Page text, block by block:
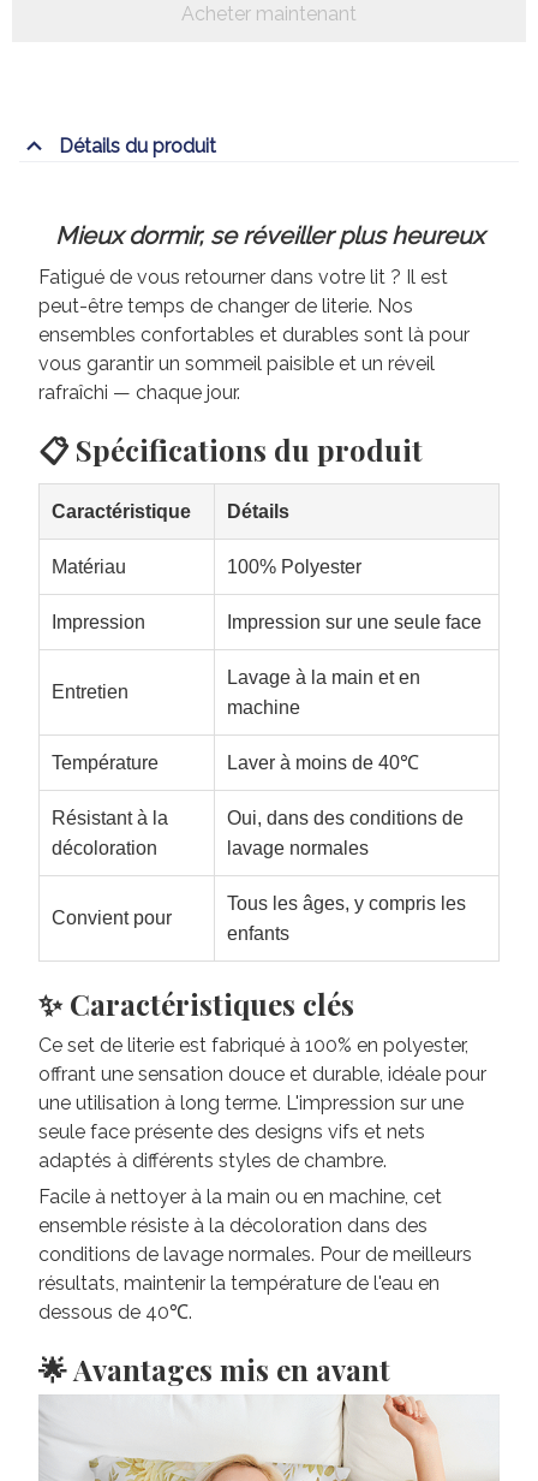
Acheter maintenant
Détails du produit
Mieux dormir, se réveiller plus heureux
Fatigué de vous retourner dans votre lit ? Il est
peut-être temps de changer de literie. Nos
ensembles confortables et durables sont là pour
vous garantir un sommeil paisible et un réveil
rafraîchi — chaque jour.
📋 Spécifications du produit
Caractéristique Détails
Matériau 100% Polyester
Impression Impression sur une seule face
Entretien
Lavage à la main et en
machine
Température Laver à moins de 40℃
Résistant à la
décoloration
Oui, dans des conditions de
lavage normales
Convient pour
Tous les âges, y compris les
enfants
✨ Caractéristiques clés
Ce set de literie est fabriqué à 100% en polyester,
offrant une sensation douce et durable, idéale pour
une utilisation à long terme. L'impression sur une
seule face présente des designs vifs et nets
adaptés à différents styles de chambre.
Facile à nettoyer à la main ou en machine, cet
ensemble résiste à la décoloration dans des
conditions de lavage normales. Pour de meilleurs
résultats, maintenir la température de l'eau en
dessous de 40℃.
🌟 Avantages mis en avant